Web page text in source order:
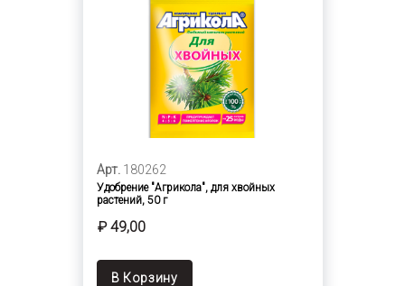
Арт. 180262
Удобрение "Агрикола", для хвойных
растений, 50 г
₽ 49,00
В Корзину